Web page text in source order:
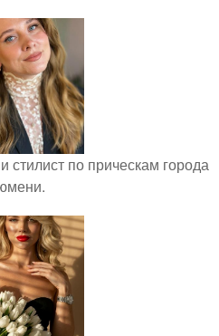
стилист по прическам города